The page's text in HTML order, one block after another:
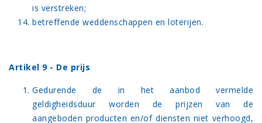
is verstreken;
betreffende weddenschappen en loterijen.
Artikel 9 - De prijs
Gedurende de in het aanbod vermelde
geldigheidsduur worden de prijzen van de
aangeboden producten en/of diensten niet verhoogd,